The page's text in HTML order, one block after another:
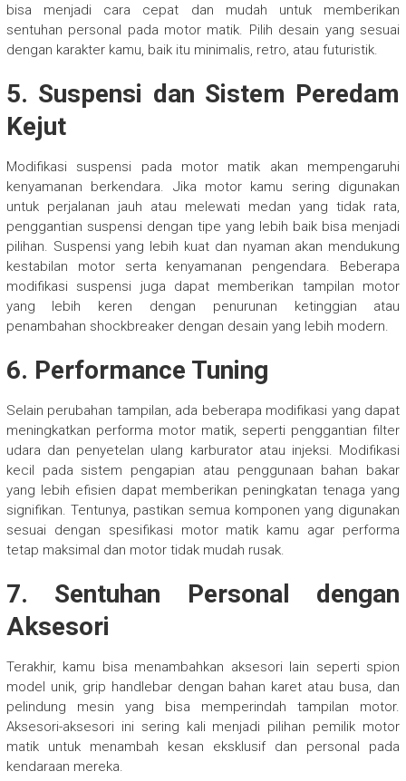
bisa menjadi cara cepat dan mudah untuk memberikan
sentuhan personal pada motor matik. Pilih desain yang sesuai
dengan karakter kamu, baik itu minimalis, retro, atau futuristik.
5. Suspensi dan Sistem Peredam
Kejut
Modifikasi suspensi pada motor matik akan mempengaruhi
kenyamanan berkendara. Jika motor kamu sering digunakan
untuk perjalanan jauh atau melewati medan yang tidak rata,
penggantian suspensi dengan tipe yang lebih baik bisa menjadi
pilihan. Suspensi yang lebih kuat dan nyaman akan mendukung
kestabilan motor serta kenyamanan pengendara. Beberapa
modifikasi suspensi juga dapat memberikan tampilan motor
yang lebih keren dengan penurunan ketinggian atau
penambahan shockbreaker dengan desain yang lebih modern.
6. Performance Tuning
Selain perubahan tampilan, ada beberapa modifikasi yang dapat
meningkatkan performa motor matik, seperti penggantian filter
udara dan penyetelan ulang karburator atau injeksi. Modifikasi
kecil pada sistem pengapian atau penggunaan bahan bakar
yang lebih efisien dapat memberikan peningkatan tenaga yang
signifikan. Tentunya, pastikan semua komponen yang digunakan
sesuai dengan spesifikasi motor matik kamu agar performa
tetap maksimal dan motor tidak mudah rusak.
7. Sentuhan Personal dengan
Aksesori
Terakhir, kamu bisa menambahkan aksesori lain seperti spion
model unik, grip handlebar dengan bahan karet atau busa, dan
pelindung mesin yang bisa memperindah tampilan motor.
Aksesori-aksesori ini sering kali menjadi pilihan pemilik motor
matik untuk menambah kesan eksklusif dan personal pada
kendaraan mereka.